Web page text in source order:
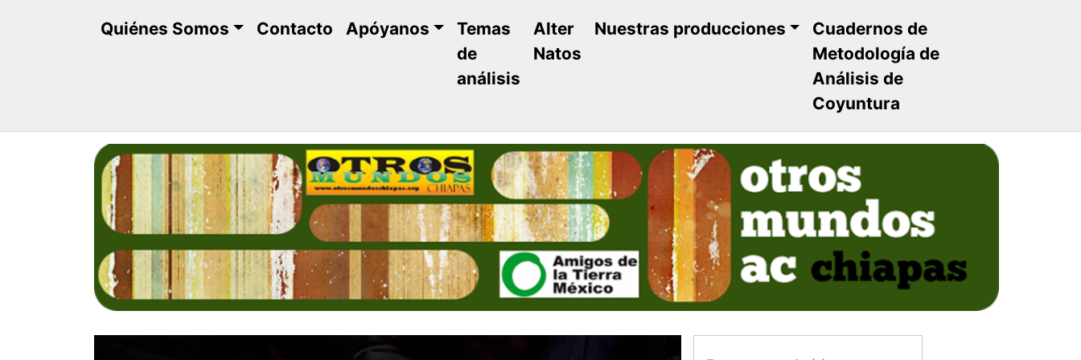
Quiénes Somos Contacto Apóyanos
Temas
de
análisis
Alter
Natos
Nuestras producciones
Cuadernos de
Metodología de
Análisis de
Coyuntura